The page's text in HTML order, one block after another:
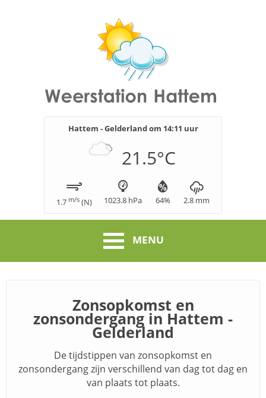
Hattem - Gelderland om 14:11 uur
21.5°C
1.7 m/s (N) 1023.8 hPa 64% 2.8 mm
MENU
Zonsopkomst en
zonsondergang in Hattem -
Gelderland
De tijdstippen van zonsopkomst en
zonsondergang zijn verschillend van dag tot dag en
van plaats tot plaats.